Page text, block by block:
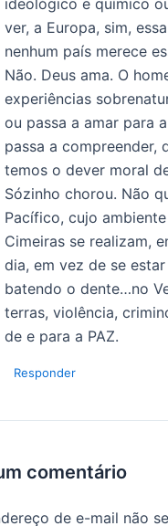
ver, a Europa, sim,
nenhum país merece
Não. Deus ama. O
experiências
ou passa a amar para
passa a compreender,
temos o dever moral
Sózinho chorou. Não
Pacífico, cujo
Cimeiras se realizam,
dia, em vez de se
batendo o dente…no
terras, violência,
de e para a PAZ.
Responder
comentário
de e-mail não